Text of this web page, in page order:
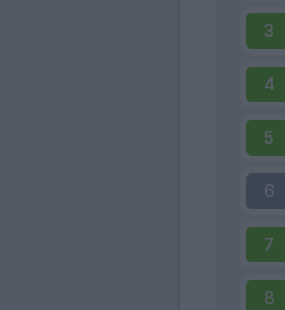
3
4
5
6
7
8